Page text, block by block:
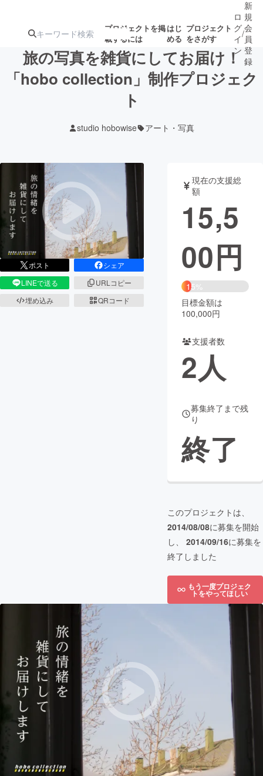
プロジェクトを掲
載するには
はじ
める
プロジェクト
をさがす
注目の新着プロ
テクノロジー・ガジェット
映像・映画 書籍・雑誌
ビジネス・起業 チャレンジ
まちづくり・地域活性化
CAMPFIRE Creation
コミュニティ
ロ
グ
イ
ン
/
新
規
会
員
登
録
旅の写真を雑貨にしてお届け！
「hobo collection」制作プロジェク
ト
studio hobowise アート・写真
ポスト
シェア
LINEで送る
URLコピー
埋め込み
QRコード
現在の支援総
額
15,5
00円
15%
目標金額は
100,000円
支援者数
2人
募集終了まで残
り
終了
このプロジェクトは、
2014/08/08に募集を開始
し、 2014/09/16に募集を
終了しました
もう一度プロジェク
トをやってほしい